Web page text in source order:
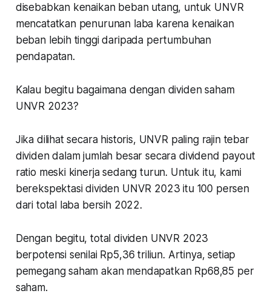
disebabkan kenaikan beban utang, untuk UNVR
mencatatkan penurunan laba karena kenaikan
beban lebih tinggi daripada pertumbuhan
pendapatan.
Kalau begitu bagaimana dengan dividen saham
UNVR 2023?
Jika dilihat secara historis, UNVR paling rajin tebar
dividen dalam jumlah besar secara dividend payout
ratio meski kinerja sedang turun. Untuk itu, kami
berekspektasi dividen UNVR 2023 itu 100 persen
dari total laba bersih 2022.
Dengan begitu, total dividen UNVR 2023
berpotensi senilai Rp5,36 triliun. Artinya, setiap
pemegang saham akan mendapatkan Rp68,85 per
saham.